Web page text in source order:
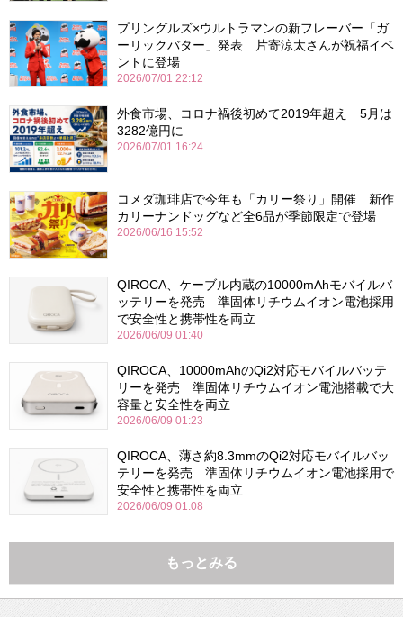
プリングルズ×ウルトラマンの新フレーバー「ガ
ーリックバター」発表 片寄涼太さんが祝福イベ
ントに登場
2026/07/01 22:12
外食市場、コロナ禍後初めて2019年超え 5月は
3282億円に
2026/07/01 16:24
コメダ珈琲店で今年も「カリー祭り」開催 新作
カリーナンドッグなど全6品が季節限定で登場
2026/06/16 15:52
QIROCA、ケーブル内蔵の10000mAhモバイルバ
ッテリーを発売 準固体リチウムイオン電池採用
で安全性と携帯性を両立
2026/06/09 01:40
QIROCA、10000mAhのQi2対応モバイルバッテ
リーを発売 準固体リチウムイオン電池搭載で大
容量と安全性を両立
2026/06/09 01:23
QIROCA、薄さ約8.3mmのQi2対応モバイルバッ
テリーを発売 準固体リチウムイオン電池採用で
安全性と携帯性を両立
2026/06/09 01:08
もっとみる